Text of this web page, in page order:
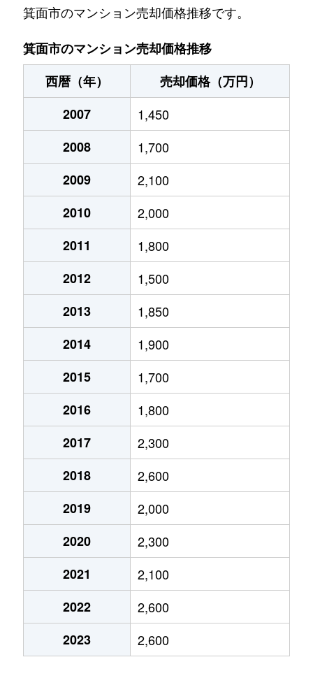
粟生間谷西
370万円 千里中央
粟生間谷西
500万円 千里中央
粟生間谷西
1,300万円 豊川(大阪)
徒歩28分
粟生間谷西
1,300万円
粟生間谷西
320万円
2,500万円
小野原東
2,400万円
小野原東
1,800万円
小野原東
2,000万円
彩都粟生南
3,200万円
4,700万円
船場西
4,700万円
船場西
4,600万円
船場西
3,400万円
船場西
4,800万円
船場西
3,600万円
船場西
4,600万円
船場西
3,200万円
船場西
3,800万円
船場西
4,600万円
箕面市のマンション売却価格推移です。
箕面市のマンション売却価格推移
西暦（年）
売却価格（万円）
2007
1,450
2008
1,700
2009
2,100
2010
2,000
2011
1,800
2012
1,500
2013
1,850
2014
1,900
2015
1,700
2016
1,800
2017
2,300
2018
2,600
2019
2,000
2020
2,300
2021
2,100
2022
2,600
2023
2,600